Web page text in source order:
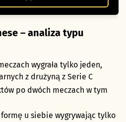
– analiza typu
wygrała tylko jeden,
z drużyną z Serie C
po dwóch meczach w tym
formę u siebie wygrywając tylko